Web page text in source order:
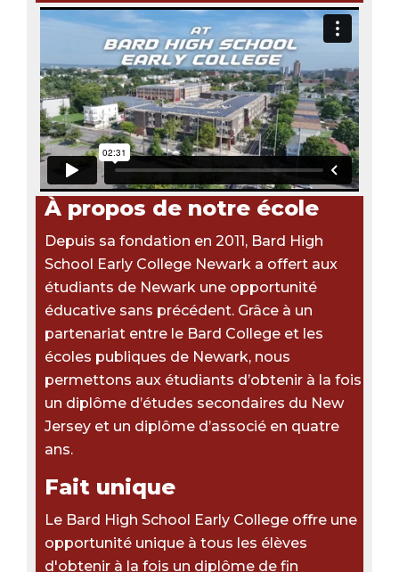
À propos de notre école
Depuis sa fondation en 2011, Bard High
School Early College Newark a offert aux
étudiants de Newark une opportunité
éducative sans précédent. Grâce à un
partenariat entre le Bard College et les
écoles publiques de Newark, nous
permettons aux étudiants d’obtenir à la fois
un diplôme d’études secondaires du New
Jersey et un diplôme d’associé en quatre
ans.
Fait unique
Le Bard High School Early College offre une
opportunité unique à tous les élèves
d'obtenir à la fois un diplôme de fin